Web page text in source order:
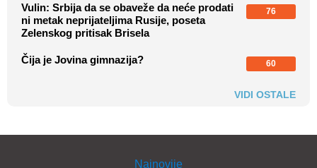
Vulin: Srbija da se obaveže da neće prodati
ni metak neprijateljima Rusije, poseta
Zelenskog pritisak Brisela
76
Čija je Jovina gimnazija? 60
VIDI OSTALE
Najnovije